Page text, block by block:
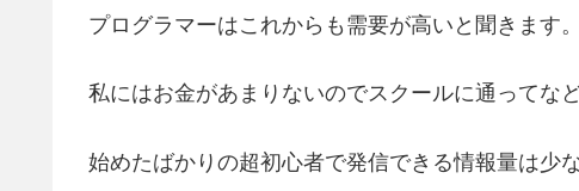
プログラマーはこれからも需要が高いと聞きます。
私にはお金があまりないのでスクールに通ってな
始めたばかりの超初心者で発信できる情報量は少な